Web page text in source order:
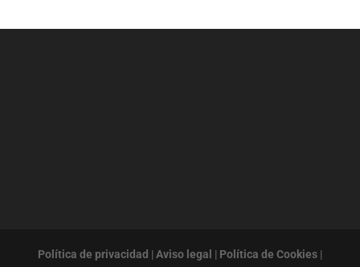
Política de privacidad | Aviso legal | Política de Cookies|